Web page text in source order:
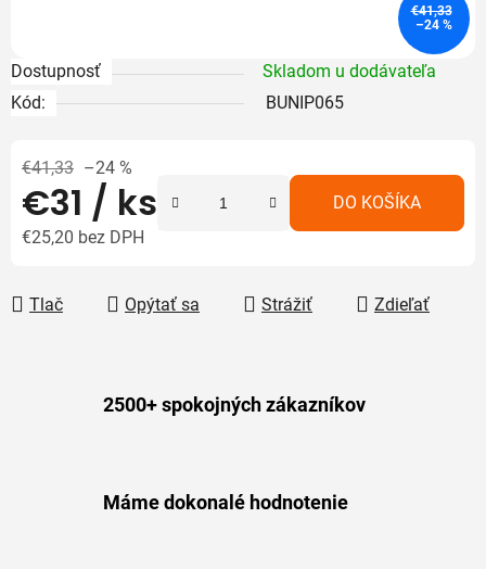
Dostupnosť
Skladom u dodávateľa
Kód:
BUNIP065
€41,33 –24 %
€31 / ks
€25,20 bez DPH
DO KOŠÍKA
Tlač Opýtať sa Strážiť Zdieľať
€41,33
–24 %
2500+ spokojných zákazníkov
Máme dokonalé hodnotenie